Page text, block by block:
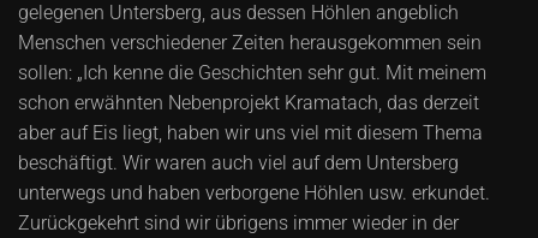
gelegenen Untersberg, aus dessen Höhlen angeblich
Menschen verschiedener Zeiten herausgekommen sein
sollen: „Ich kenne die Geschichten sehr gut. Mit meinem
schon erwähnten Nebenprojekt Kramatach, das derzeit
aber auf Eis liegt, haben wir uns viel mit diesem Thema
beschäftigt. Wir waren auch viel auf dem Untersberg
unterwegs und haben verborgene Höhlen usw. erkundet.
Zurückgekehrt sind wir übrigens immer wieder in der